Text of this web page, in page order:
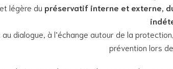
légère du préservatif interne et externe,
dialogue, à l’échange autour de la
prévention lors